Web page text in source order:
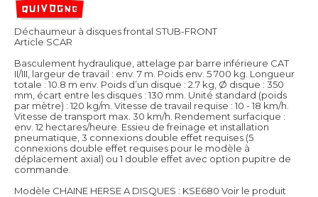
Déchaumeur à disques frontal STUB-FRONT
Article SCAR
Basculement hydraulique, attelage par barre inférieure CAT
II/III, largeur de travail : env. 7 m. Poids env. 5 700 kg. Longueur
totale : 10.8 m env. Poids d’un disque : 2.7 kg, Ø disque : 350
mm, écart entre les disques : 130 mm. Unité standard (poids
par mètre) : 120 kg/m. Vitesse de travail requise : 10 - 18 km/h.
Vitesse de transport max. 30 km/h. Rendement surfacique :
env. 12 hectares/heure. Essieu de freinage et installation
pneumatique, 3 connexions double effet requises (5
connexions double effet requises pour le modèle à
déplacement axial) ou 1 double effet avec option pupitre de
commande.
Modèle CHAINE HERSE A DISQUES : KSE680 Voir le produit